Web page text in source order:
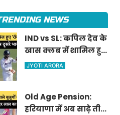
NEWS
IND vs SL: कपिल देव के
खास क्लब में शामिल हुए
'रॉकस्टार' जडेजा, ऐसा
JYOTI ARORA
Old Age Pension:
हरियाणा में अब साढ़े तीन